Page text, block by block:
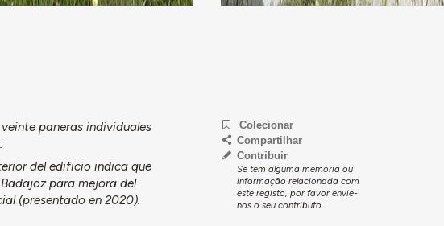
paneras individuales
del edificio indica que
para mejora del
(presentado en 2020).
Colecionar
Compartilhar
Contribuir
Se tem alguma memória ou
informação relacionada com
este registo, por favor envie-
nos o seu contributo.